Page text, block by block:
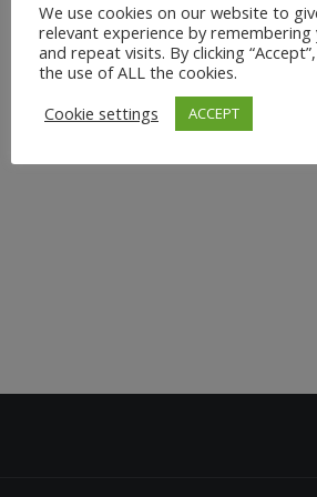
Betriebliches Yoga an und arbeite
Unternehmen Firmen wie
und SThree zusammen. Mein
Training unterstützt Unternehmen
Wohlbefinden und die Gesundheit
1. August 2024
We use cookies on our website to
relevant experience by
and repeat visits. By clicking
the use of ALL the cookies.
Cookie settings
ACCEPT